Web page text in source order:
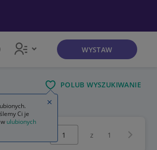
WYSTAW
POLUB WYSZUKIWANIE
z 1
Ci je
ulubionych
Zamknij wskazówkę